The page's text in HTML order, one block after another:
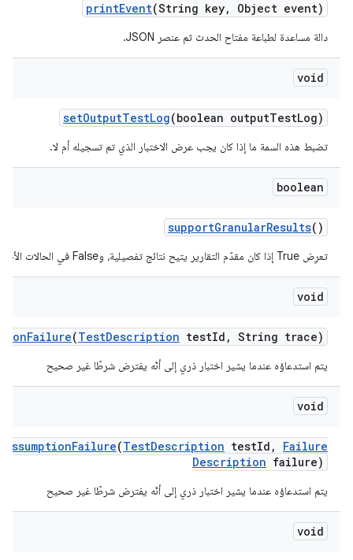
printEvent(String key, Object event)
دالة مساعدة لطباعة مفتاح الحدث ثم عنصر JSON.
void
setOutputTestLog(boolean outputTestLog)
تضبط هذه السمة ما إذا كان يجب عرض الاختبار الذي تم تسجيله أم لا.
boolean
supportGranularResults()
تعرِض True إذا كان مقدّم التقارير يتيح نتائج تفصيلية، وFalse في الحالات الأخرى.
void
Failure(TestDescription testId , String trace)
يتم استدعاؤه عندما يشير اختبار ذري إلى أنّه يفترض شرطًا غير صحيح
void
AssumptionFailure(TestDescription testId ,
Failure
Description failure)
يتم استدعاؤه عندما يشير اختبار ذري إلى أنّه يفترض شرطًا غير صحيح
void